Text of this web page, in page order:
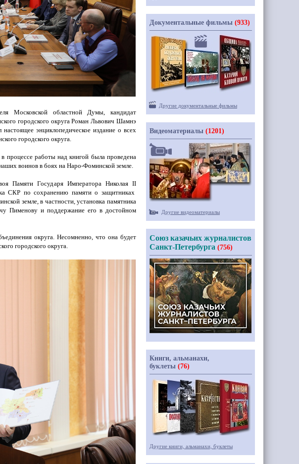
Московской областной Думы, кандидат
городского округа Роман Львович Шамнэ
настоящее энциклопедическое издание о всех
городского округа.
процессе работы над книгой была проведена
воинов в боях на Наро-Фоминской земле.
Памяти Государя Императора Николая II
СКР по сохранению памяти о защитниках
земле, в частности, установка памятника
Пименову и поддержание его в достойном
округа. Несомненно, что она будет
городского округа.
Документальные фильмы (933)
Другие документальные фильмы
Видеоматериалы (1201)
Другие видеоматериалы
Союз казачьих журналистов
Санкт-Петербурга (756)
Книги, альманахи,
буклеты (76)
Другие книги, альманахи, буклеты